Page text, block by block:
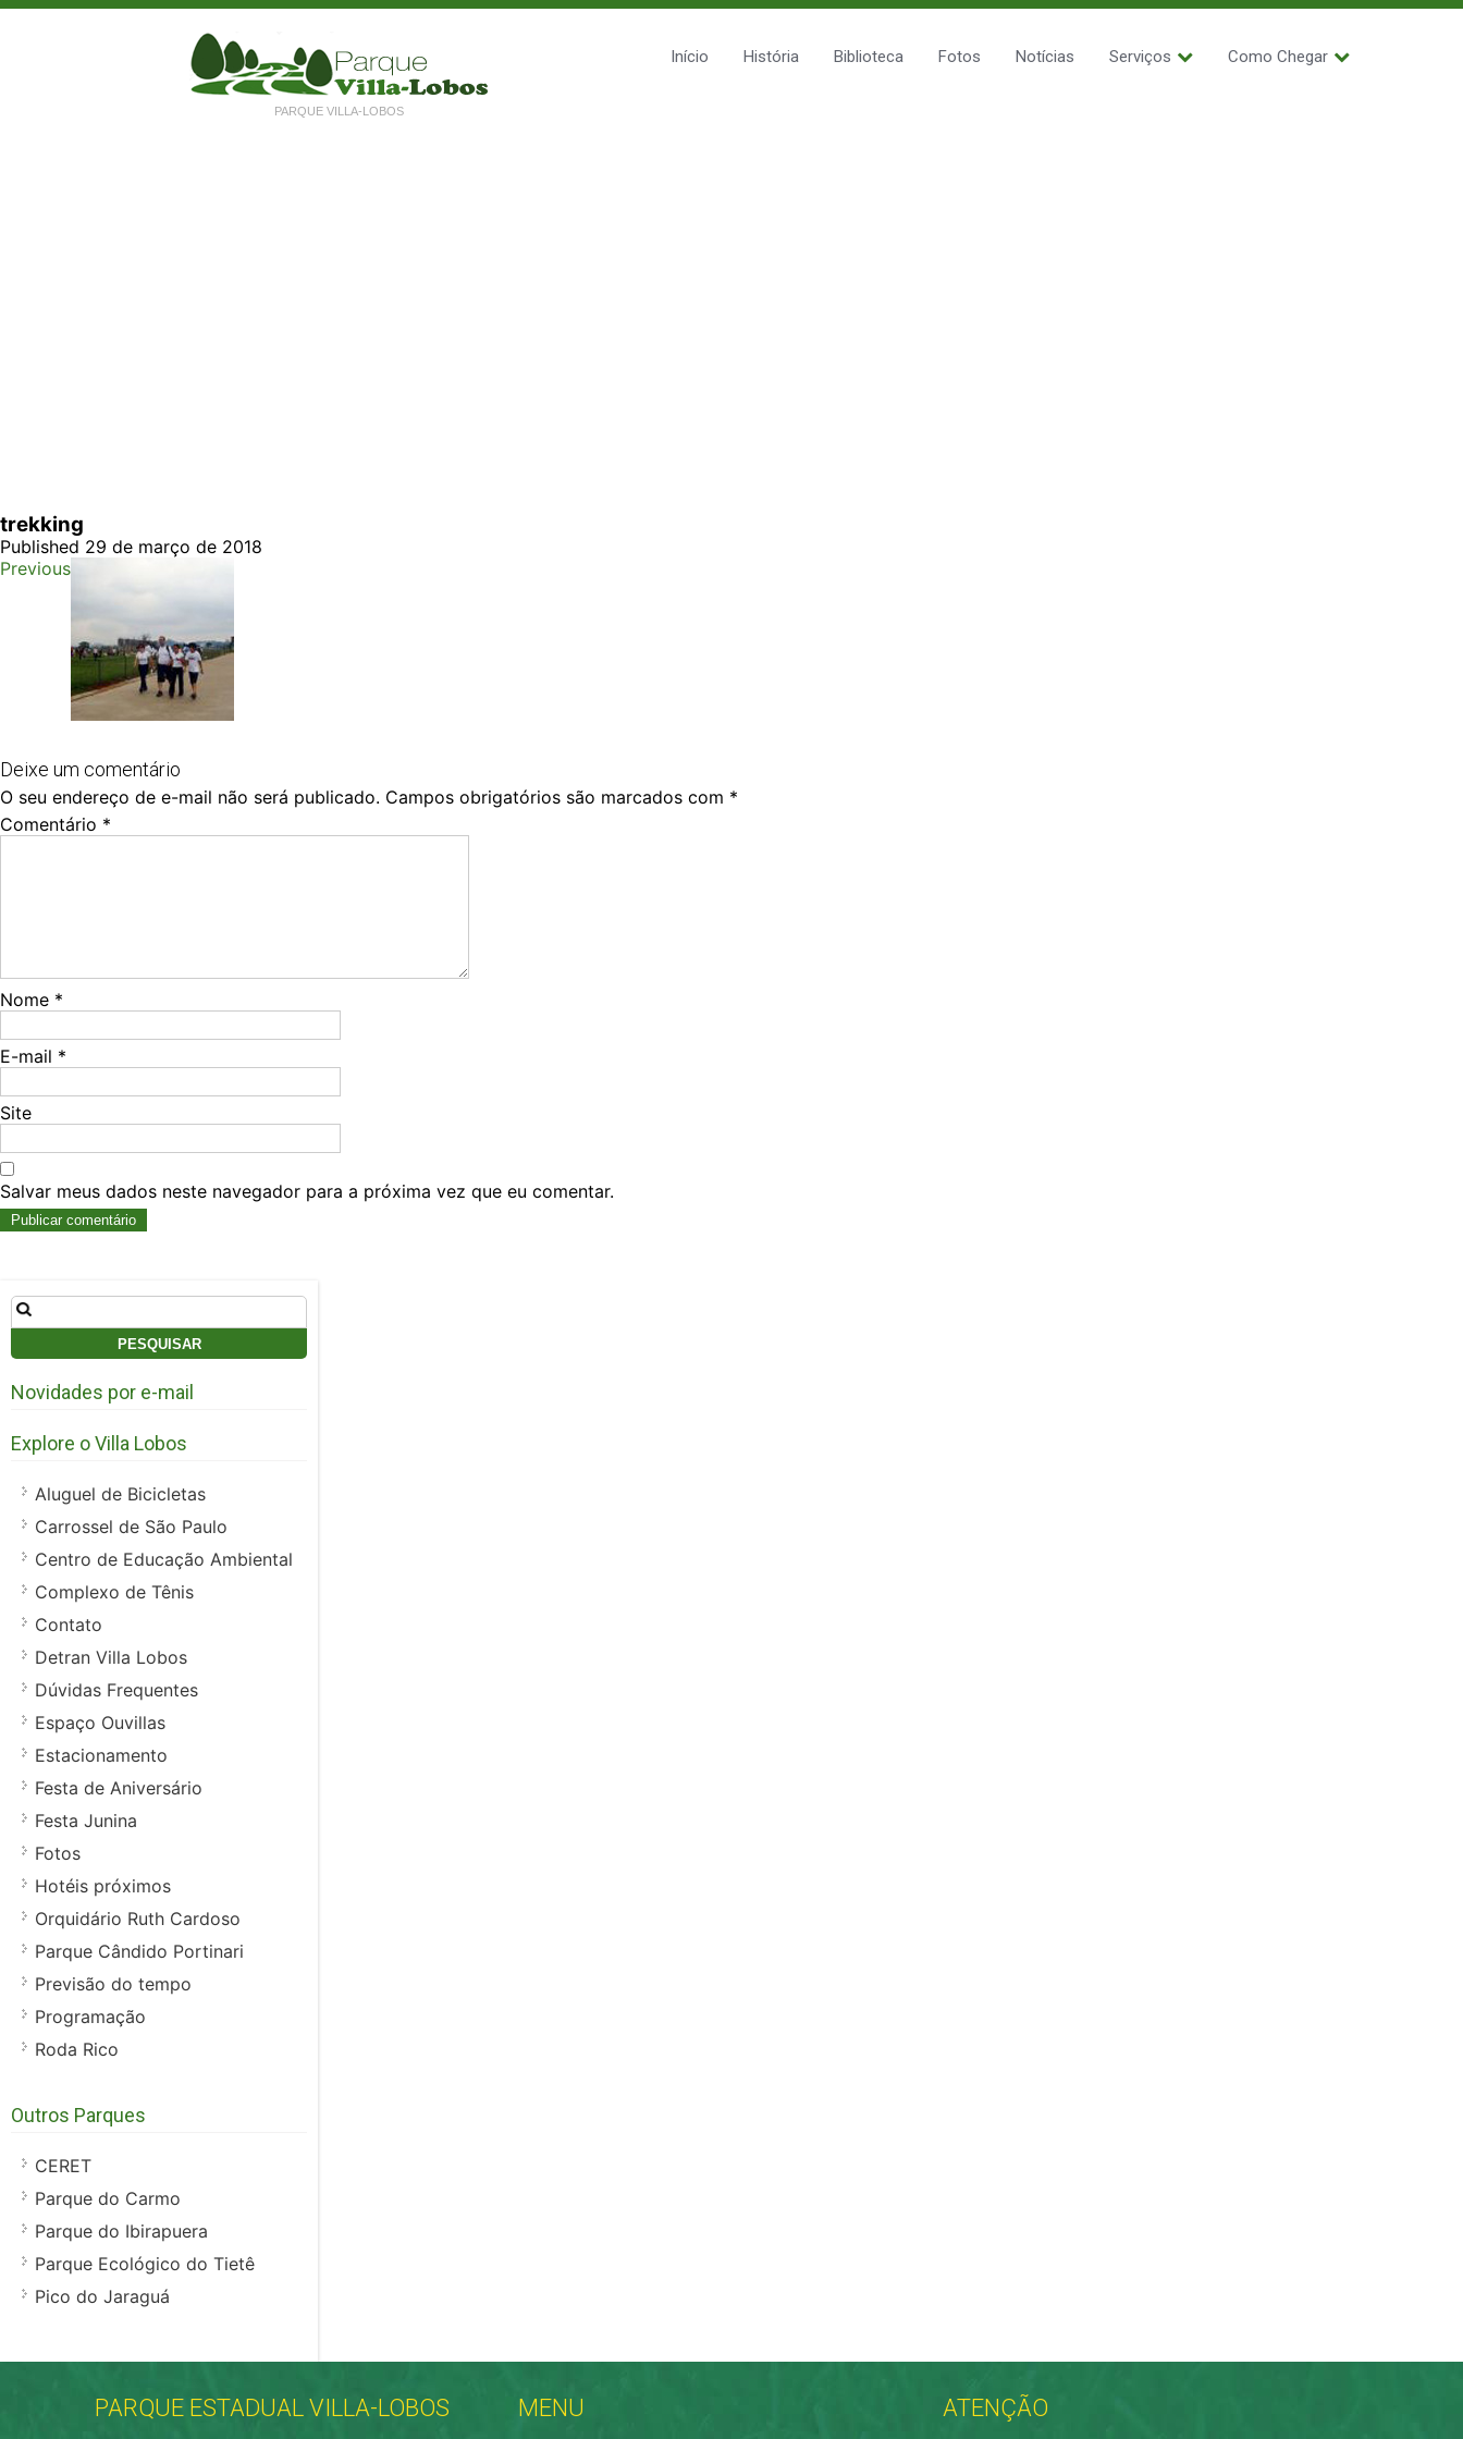
PARQUE VILLA-LOBOS
Início História Biblioteca Fotos Notícias Serviços Como Chegar
trekking
Published 29 de março de 2018
Previous
Deixe um comentário
O seu endereço de e-mail não será publicado. Campos obrigatórios são marcados com *
Comentário *
Nome *
E-mail *
Site
Salvar meus dados neste navegador para a próxima vez que eu comentar.
Pesquisar
por:
Novidades por e-mail
Explore o Villa Lobos
Aluguel de Bicicletas
Carrossel de São Paulo
Centro de Educação Ambiental
Complexo de Tênis
Contato
Detran Villa Lobos
Dúvidas Frequentes
Espaço Ouvillas
Estacionamento
Festa de Aniversário
Festa Junina
Fotos
Hotéis próximos
Orquidário Ruth Cardoso
Parque Cândido Portinari
Previsão do tempo
Programação
Roda Rico
Outros Parques
CERET
Parque do Carmo
Parque do Ibirapuera
Parque Ecológico do Tietê
Pico do Jaraguá
PARQUE ESTADUAL VILLA-LOBOS MENU ATENÇÃO